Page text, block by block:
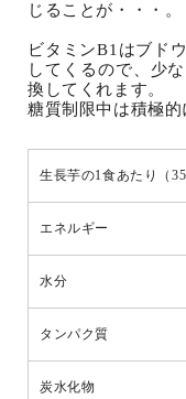
じることが・・・。
ビタミンB1はブド
してくるので、少
換してくれます。
糖質制限中は積極的
生長芋の1食あたり（
エネルギー
水分
タンパク質
炭水化物